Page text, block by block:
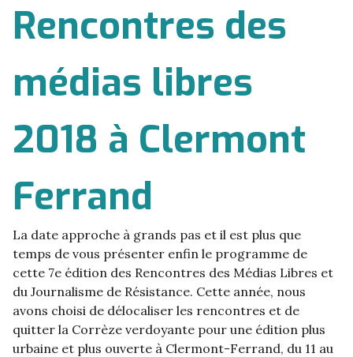
Rencontres des
médias libres
2018 à Clermont
Ferrand
La date approche à grands pas et il est plus que
temps de vous présenter enfin le programme de
cette 7e édition des Rencontres des Médias Libres et
du Journalisme de Résistance. Cette année, nous
avons choisi de délocaliser les rencontres et de
quitter la Corrèze verdoyante pour une édition plus
urbaine et plus ouverte à Clermont-Ferrand, du 11 au